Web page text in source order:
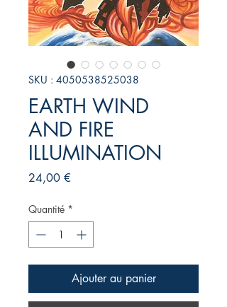
SKU : 4050538525038
EARTH WIND
AND FIRE
ILLUMINATION
24,00 €Prix
Quantité *
Ajouter au panier